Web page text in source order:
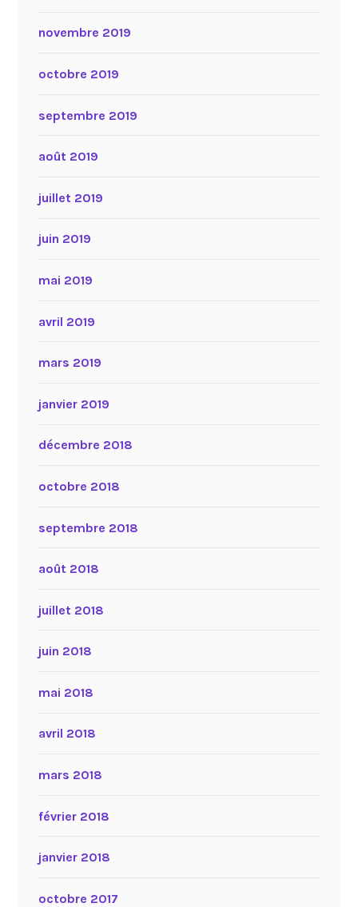
novembre 2019
octobre 2019
septembre 2019
août 2019
juillet 2019
juin 2019
mai 2019
avril 2019
mars 2019
janvier 2019
décembre 2018
octobre 2018
septembre 2018
août 2018
juillet 2018
juin 2018
mai 2018
avril 2018
mars 2018
février 2018
janvier 2018
octobre 2017